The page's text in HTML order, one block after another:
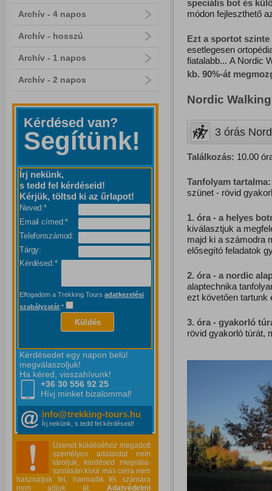
Archív - 4 napos
Archív - hosszú
Archív - 1 napos
Archív - 2 napos
Kérdésed van?
Segítünk!
Írj nekünk,
s tedd fel kérdéseid!
Kérjük, töltsd ki az űrlapot!
Neved:*
Email címed:*
Telefonszámod:
Tárgy:
Kérdésed:*
Elfogadom a Trekking Tours adatkezelési
szabályzatát:*
Küldés
Kérdésedet egy napon belül
megválaszoljuk!
Ha kéred, visszahívunk!
+36 30 556 92 25
Hívj minket bizalommal!
info@trekking-tours.hu
Írj nekünk, s tedd fel kérdéseid!
Üzenet küldéséhez megadott
személyes adataidat nem
tároljuk, kérdésed megvála-
szolásán kívül más célra nem
használjuk fel, harmadik fél számára
nem adjuk át. Adatvédelmi
speciális bot és
módon fejleszthető
Ezt a sportot szinte
esetlegesen
fiatalabb... A Nordic
kb. 90%-át
Nordic
3 órás
Találkozás: 10.00
Tanfolyam tartalma:
szünet - rövid
1. óra - a helyes
kiválasztjuk a
majd ki a számodra
elősegító feladatok
2. óra - a nordic
alaptechnika
ezt követően tartunk
3. óra - gyakorló
rövid gyakorló túrát,